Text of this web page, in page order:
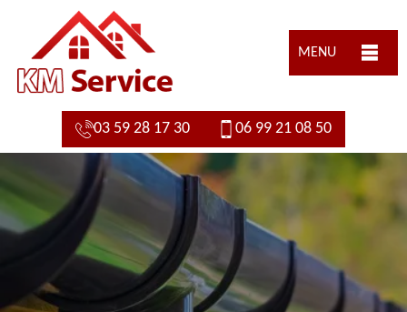
MENU
03 59 28 17 30 06 99 21 08 50